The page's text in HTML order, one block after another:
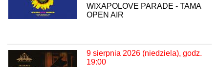
WIXAPOLOVE PARADE - TAMA
OPEN AIR
9 sierpnia 2026 (niedziela), godz.
19:00